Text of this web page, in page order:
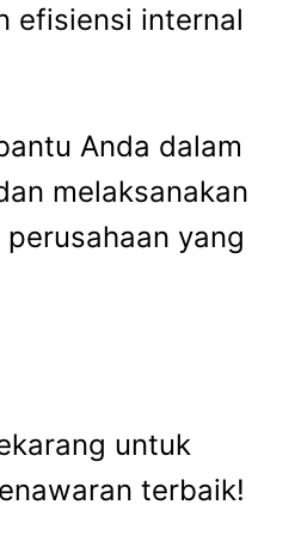
efisiensi internal
Anda dalam
melaksanakan
yang
untuk
terbaik!